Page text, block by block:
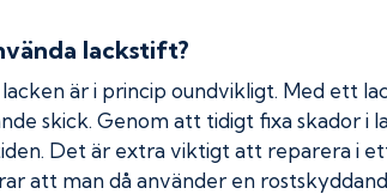
lackstift?
är i princip oundvikligt. Med ett
skick. Genom att tidigt fixa skador i
Det är extra viktigt att reparera i
att man då använder en